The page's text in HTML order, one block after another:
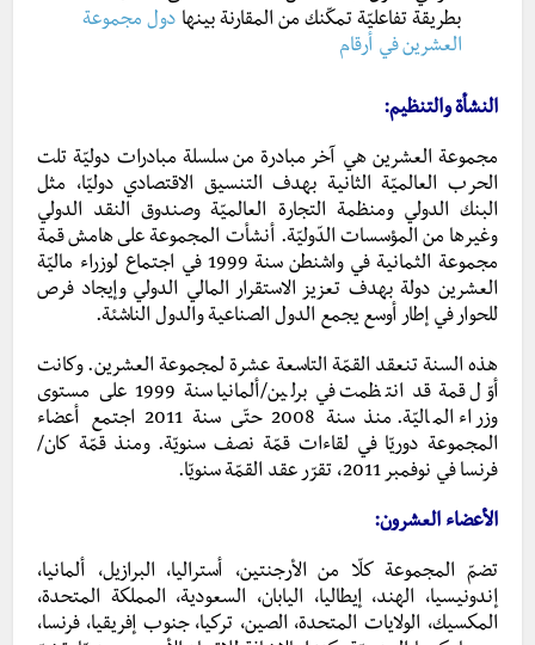
بطريقة تفاعليّة تمكّنك من المقارنة بينها دول مجموعة
العشرين في أرقام
النشأة والتنظيم:
مجموعة العشرين هي آخر مبادرة من سلسلة مبادرات دوليّة تلت
الحرب العالميّة الثانية بهدف التنسيق الاقتصادي دوليّا، مثل
البنك الدولي ومنظمة التجارة العالميّة وصندوق النقد الدولي
وغيرها من المؤسسات الدّوليّة. أنشأت المجموعة على هامش قمة
مجموعة الثمانية في واشنطن سنة 1999 في اجتماع لوزراء ماليّة
العشرين دولة بهدف تعزيز الاستقرار المالي الدولي وإيجاد فرص
للحوار في إطار أوسع يجمع الدول الصناعية والدول الناشئة.
هذه السنة تنعقد القمّة التاسعة عشرة لمجموعة العشرين. وكانت
أوّل قمة قد انتظمت في برلين/ألمانيا سنة 1999 على مستوى
وزراء الماليّة. منذ سنة 2008 حتّى سنة 2011 اجتمع أعضاء
المجموعة دوريّا في لقاءات قمّة نصف سنويّة. ومنذ قمّة كان/
فرنسا في نوفمبر 2011، تقرّر عقد القمّة سنويّا.
الأعضاء العشرون:
تضمّ المجموعة كلّا من الأرجنتين، أستراليا، البرازيل، ألمانيا،
إندونيسيا، الهند، إيطاليا، اليابان، السعودية، المملكة المتحدة،
المكسيك، الولايات المتحدة، الصين، تركيا، جنوب إفريقيا، فرنسا،